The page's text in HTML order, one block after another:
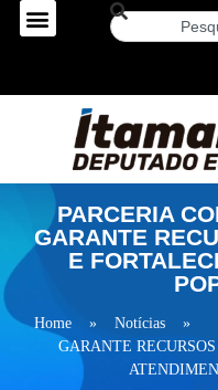
PARCERIA
GARANTE
E
Home » Notícias »
GARANTE